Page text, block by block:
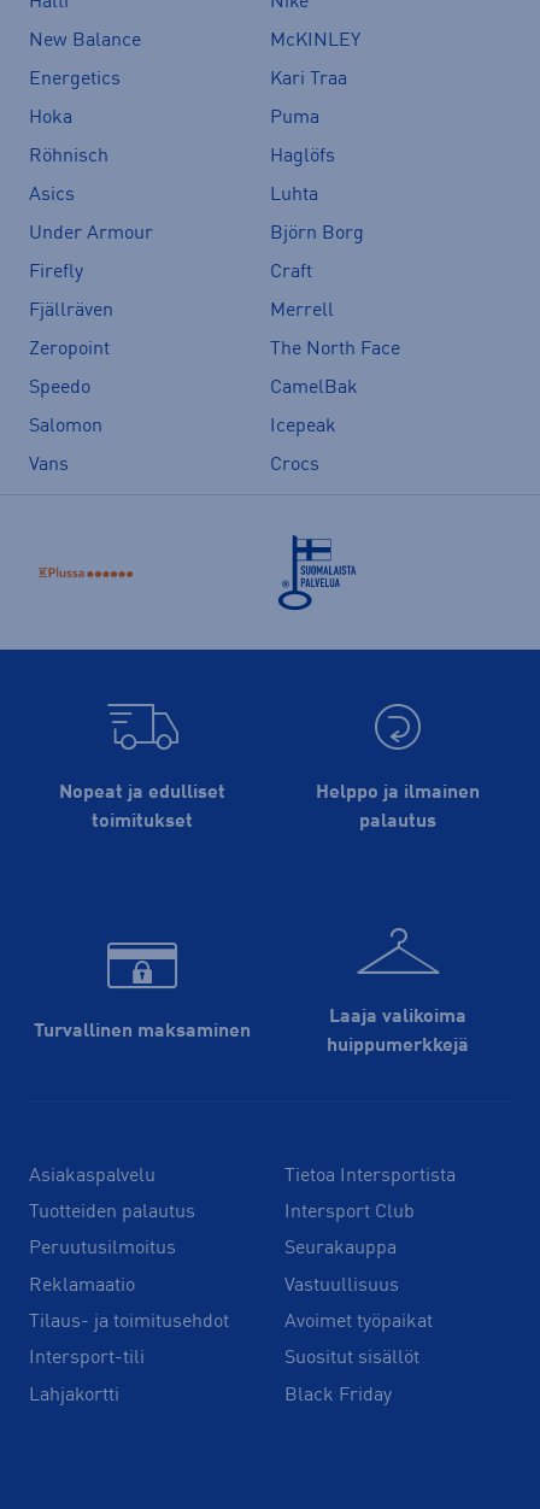
New Balance
McKINLEY
Energetics
Kari Traa
Hoka
Puma
Röhnisch
Haglöfs
Asics
Luhta
Under Armour
Björn Borg
Firefly
Craft
Fjällräven
Merrell
Zeropoint
The North Face
Speedo
CamelBak
Salomon
Icepeak
Vans
Crocs
Nopeat ja edulliset
toimitukset
Helppo ja ilmainen
palautus
Turvallinen maksaminen
Laaja valikoima
huippu­merkkejä
Asiakaspalvelu
Tuotteiden palautus
Peruutusilmoitus
Reklamaatio
Tilaus- ja toimitusehdot
Intersport-tili
Lahjakortti
Tietoa Intersportista
Intersport Club
Seurakauppa
Vastuullisuus
Avoimet työpaikat
Suositut sisällöt
Black Friday